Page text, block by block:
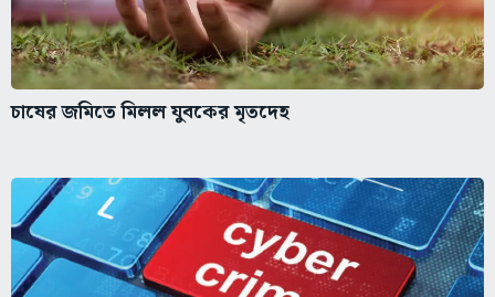
চাষের জমিতে মিলল যুবকের মৃতদেহ